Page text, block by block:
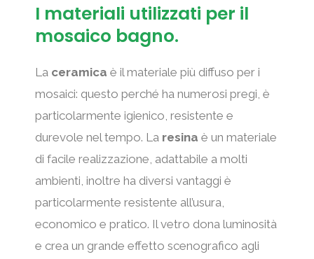
I materiali utilizzati per il
mosaico bagno.
La ceramica è il materiale più diffuso per i
mosaici: questo perché ha numerosi pregi, è
particolarmente igienico, resistente e
durevole nel tempo. La resina è un materiale
di facile realizzazione, adattabile a molti
ambienti, inoltre ha diversi vantaggi è
particolarmente resistente all’usura,
economico e pratico. Il vetro dona luminosità
e crea un grande effetto scenografico agli